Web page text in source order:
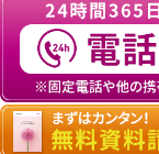
© 2026葬儀
rights